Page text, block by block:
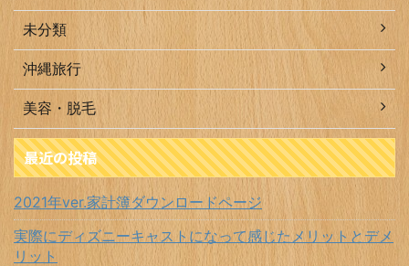
未分類
沖縄旅行
美容・脱毛
最近の投稿
2021年ver.家計簿ダウンロードページ
実際にディズニーキャストになって感じたメリットとデメ
リット